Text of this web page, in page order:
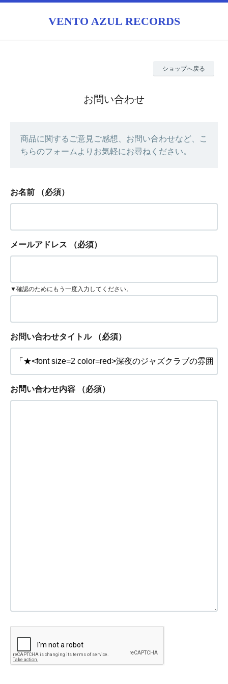
VENTO AZUL RECORDS
ショップへ戻る
お問い合わせ
商品に関するご意見ご感想、お問い合わせなど、こ
ちらのフォームよりお気軽にお尋ねください。
お名前 （必須）
メールアドレス （必須）
▼確認のためにもう一度入力してください。
お問い合わせタイトル （必須）
お問い合わせ内容 （必須）